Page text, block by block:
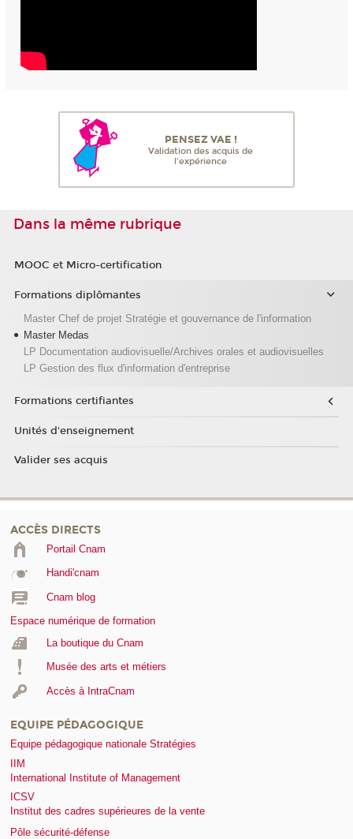
PENSEZ VAE !
Validation des acquis de
l'expérience
Dans la même rubrique
MOOC et Micro-certification
Formations diplômantes
Master Chef de projet Stratégie et gouvernance de l'information
Master Medas
LP Documentation audiovisuelle/Archives orales et audiovisuelles
LP Gestion des flux d'information d'entreprise
Formations certifiantes
Unités d'enseignement
Valider ses acquis
ACCÈS DIRECTS
Portail Cnam
Handi'cnam
Cnam blog
Espace numérique de formation
La boutique du Cnam
Musée des arts et métiers
Accès à IntraCnam
EQUIPE PÉDAGOGIQUE
Equipe pédagogique nationale Stratégies
IIM
International Institute of Management
ICSV
Institut des cadres supérieures de la vente
Pôle sécurité-défense